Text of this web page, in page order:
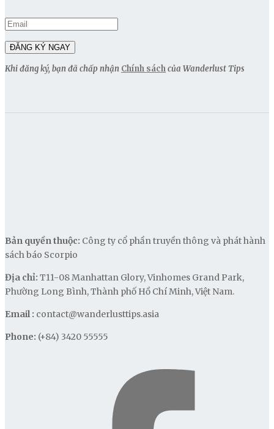
Khi đăng ký, bạn đã chấp nhận Chính sáchcủa Wanderlust Tips
Bản quyền thuộc: Công ty cổ phần truyền thông và phát hành
sách báo Scorpio
Địa chỉ: T11-08 Manhattan Glory, Vinhomes Grand Park,
Phường Long Bình, Thành phố Hồ Chí Minh, Việt Nam.
Email : contact@wanderlusttips.asia
Phone: (+84) 3420 55555